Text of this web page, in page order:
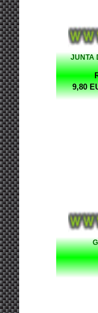
JUNTA
9,80